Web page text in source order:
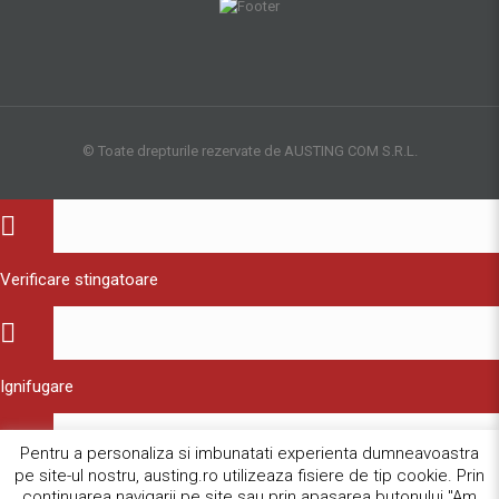
© Toate drepturile rezervate de AUSTING COM S.R.L.
Pentru a personaliza si imbunatati experienta dumneavoastra
pe site-ul nostru, austing.ro utilizeaza fisiere de tip cookie. Prin
Verificare stingatoare
Ignifugare
Verificare hidranti